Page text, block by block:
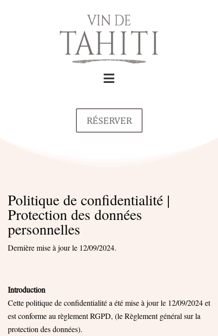
RÉSERVER
Politique de confidentialité |
Protection des données
personnelles
Dernière mise à jour le 12/09/2024.
Introduction
Cette politique de confidentialité a été mise à jour le 12/09/2024 et
est conforme au règlement RGPD, (le Règlement général sur la
protection des données).